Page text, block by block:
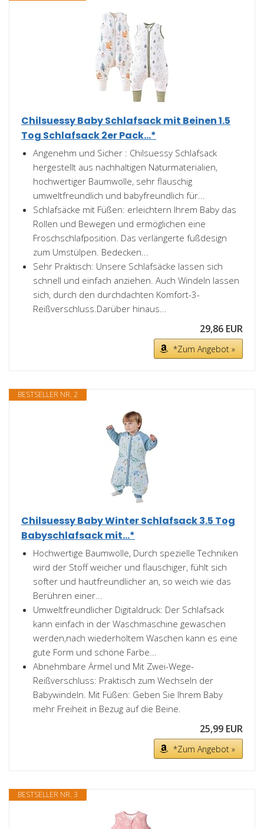
Chilsuessy Baby Schlafsack mit Beinen 1.5
Tog Schlafsack 2er Pack...*
Angenehm und Sicher : Chilsuessy Schlafsack
hergestellt aus nachhaltigen Naturmaterialien,
hochwertiger Baumwolle, sehr flauschig
umweltfreundlich und babyfreundlich für...
Schlafsäcke mit Füßen: erleichtern Ihrem Baby das
Rollen und Bewegen und ermöglichen eine
Froschschlafposition. Das verlängerte fußdesign
zum Umstülpen. Bedecken...
Sehr Praktisch: Unsere Schlafsäcke lassen sich
schnell und einfach anziehen. Auch Windeln lassen
sich, durch den durchdachten Komfort-3-
Reißverschluss.Darüber hinaus...
29,86 EUR
*Zum Angebot »
BESTSELLER NR. 2
Chilsuessy Baby Winter Schlafsack 3.5 Tog
Babyschlafsack mit...*
Hochwertige Baumwolle, Durch spezielle Techniken
wird der Stoff weicher und flauschiger, fühlt sich
softer und hautfreundlicher an, so weich wie das
Berühren einer...
Umweltfreundlicher Digitaldruck: Der Schlafsack
kann einfach in der Waschmaschine gewaschen
werden,nach wiederholtem Waschen kann es eine
gute Form und schöne Farbe...
Abnehmbare Ärmel und Mit Zwei-Wege-
Reißverschluss: Praktisch zum Wechseln der
Babywindeln. Mit Füßen: Geben Sie Ihrem Baby
mehr Freiheit in Bezug auf die Beine.
25,99 EUR
*Zum Angebot »
BESTSELLER NR. 3